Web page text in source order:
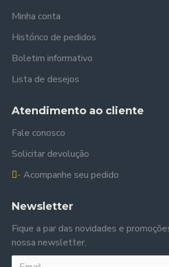
Minha conta
Histórico de pedidos
Boletim informativo
Lista de desejos
Atendimento ao cliente
Fale conosco
Solicitar devolução
- Acompanhe seu pedido
Newsletter
Fique a par das novidades e
nossa newsletter.